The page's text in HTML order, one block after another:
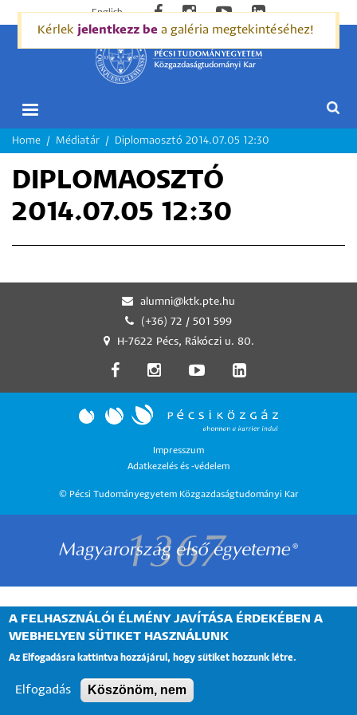
English
MORZSA
Home Médiatár Diplomaosztó 2014.07.05 12:30
DIPLOMAOSZTÓ
2014.07.05 12:30
Kérlek jelentkezz be a galéria megtekintéséhez!
alumni@ktk.pte.hu
(+36) 72 / 501 599
H-7622 Pécs, Rákóczi u. 80.
Impresszum
Adatkezelés és -védelem
© Pécsi Tudományegyetem Közgazdaságtudományi Kar
A FELHASZNÁLÓI ÉLMÉNY JAVÍTÁSA ÉRDEKÉBEN A
WEBHELYEN SÜTIKET HASZNÁLUNK
Az Elfogadásra kattintva hozzájárul, hogy sütiket hozzunk létre.
Elfogadás Köszönöm, nem